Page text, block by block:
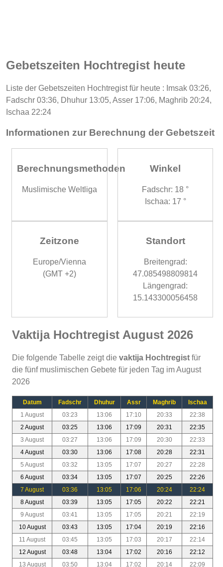
Gebetszeiten Hochtregist heute
Liste der Gebetszeiten Hochtregist für heute : Imsak 03:26,
Fadschr 03:36, Dhuhur 13:05, Asser 17:06, Maghrib 20:24,
Ischaa 22:24
Informationen zur Berechnung der Gebetszeit
Berechnungsmethoden
Muslimische Weltliga
Winkel
Fadschr: 18 °
Ischaa: 17 °
Zeitzone
Europe/Vienna
(GMT +2)
Standort
Breitengrad:
47.085498809814
Längengrad:
15.143300056458
Vaktija Hochtregist August 2026
Die folgende Tabelle zeigt die vaktija Hochtregist für
die fünf muslimischen Gebete für jeden Tag im August
2026
Datum Fadschr Dhuhur Assr Maghrib
Ischaa
1 August
03:23 13:06 17:10 20:33
22:38
2 August
03:25 13:06 17:09 20:31
22:35
3 August
03:27 13:06 17:09 20:30
22:33
4 August
03:30 13:06 17:08 20:28
22:31
5 August
03:32 13:05 17:07 20:27
22:28
6 August
03:34 13:05 17:07 20:25
22:26
7 August
03:36 13:05 17:06 20:24
22:24
8 August
03:39 13:05 17:05 20:22
22:21
9 August
03:41 13:05 17:05 20:21
22:19
10 August
03:43 13:05 17:04 20:19
22:16
11 August
03:45 13:05 17:03 20:17
22:14
12 August
03:48 13:04 17:02 20:16
22:12
13 August
03:50 13:04 17:02 20:14 22:09